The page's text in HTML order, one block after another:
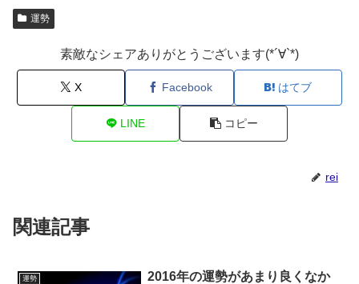
運勢
素敵なシェアありがとうございます(*´∀`*)
X Facebook はてブ
LINE コピー
rei
関連記事
運勢
2016年の運勢があまり良くなか